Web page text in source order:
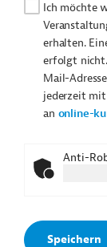
Ich möchte
erhalten.
erfolgt
Mail-
jederzeit
an online-
Anti-